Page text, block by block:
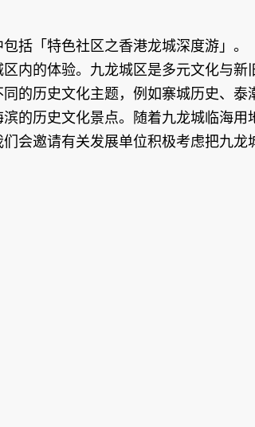
括「特色社区之香港龙城深度游」
内的体验。九龙城区是多元文化与新
的历史文化主题，例如寨城历史、
的历史文化景点。随着九龙城临海用
会邀请有关发展单位积极考虑把九龙